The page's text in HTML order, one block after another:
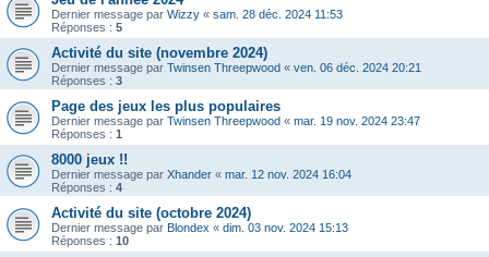
Dernier message par Wizzy « sam. 28 déc. 2024 11:53
Réponses : 5
Activité du site (novembre 2024)
Dernier message par Twinsen Threepwood « ven. 06 déc. 2024 20:21
Réponses : 3
Page des jeux les plus populaires
Dernier message par Twinsen Threepwood « mar. 19 nov. 2024 23:47
Réponses : 1
8000 jeux !!
Dernier message par Xhander « mar. 12 nov. 2024 16:04
Réponses : 4
Activité du site (octobre 2024)
Dernier message par Blondex « dim. 03 nov. 2024 15:13
Réponses : 10